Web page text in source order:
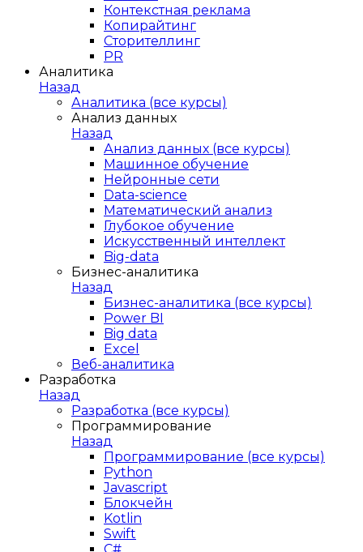
Контекстная реклама
Копирайтинг
Сторителлинг
PR
Аналитика
Назад
Аналитика (все курсы)
Анализ данных
Назад
Анализ данных (все курсы)
Машинное обучение
Нейронные сети
Data-science
Математический анализ
Глубокое обучение
Искусственный интеллект
Big-data
Бизнес-аналитика
Назад
Бизнес-аналитика (все курсы)
Power BI
Big data
Excel
Веб-аналитика
Разработка
Назад
Разработка (все курсы)
Программирование
Назад
Программирование (все курсы)
Python
Javascript
Блокчейн
Kotlin
Swift